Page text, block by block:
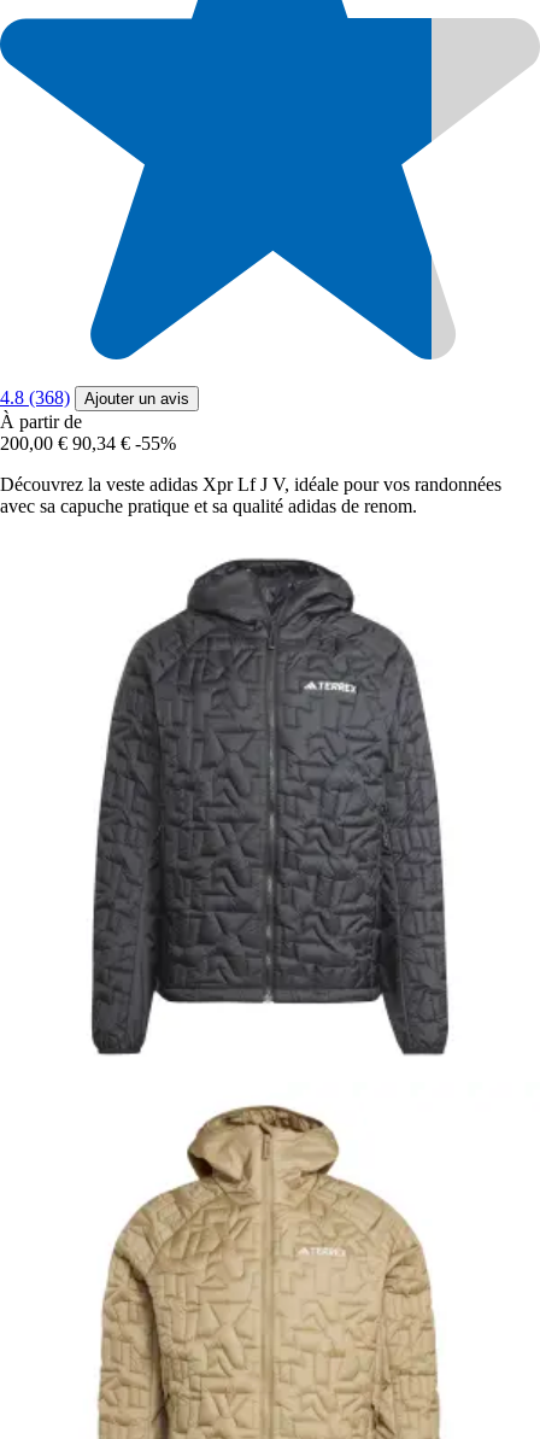
4.8 (368) Ajouter un avis
À partir de
200,00 € 90,34 € -55%
Découvrez la veste adidas Xpr Lf J V, idéale pour vos randonnées
avec sa capuche pratique et sa qualité adidas de renom.